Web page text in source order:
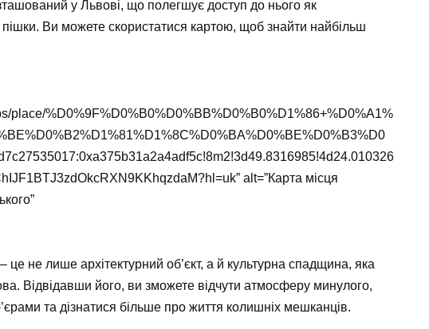
у Львові, що полегшує доступ до нього як
пішки. Ви можете скористатися картою, щоб знайти найбільш
place/%D0%9F%D0%B0%D0%BB%D0%B0%D1%86+%D0%A1%
alt=”Карта місця
не лише архітектурний об’єкт, а й культурна спадщина, яка
Відвідавши його, ви зможете відчути атмосферу минулого,
та дізнатися більше про життя колишніх мешканців.